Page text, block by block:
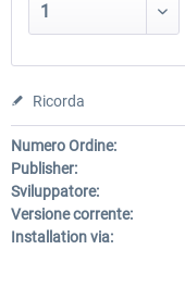
Ricorda
Numero Ordine:
Publisher:
Sviluppatore:
Versione corrente:
Installation via: